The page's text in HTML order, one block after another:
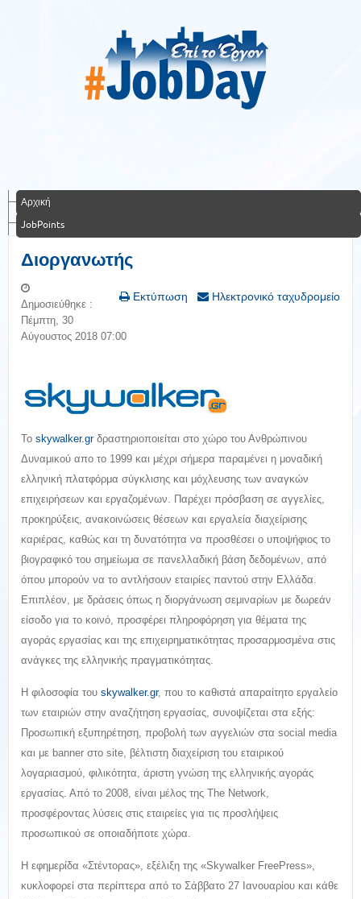
Αρχική
JobPoints
Διοργανωτής
Εκτύπωση Ηλεκτρονικό ταχυδρομείο
Δημοσιεύθηκε :
Πέμπτη, 30
Αύγουστος 2018 07:00
Το skywalker.grδραστηριοποιείται στο χώρο του Ανθρώπινου
Δυναμικού απο το 1999 και μέχρι σήμερα παραμένει η μοναδική
ελληνική πλατφόρμα σύγκλισης και μόχλευσης των αναγκών
επιχειρήσεων και εργαζομένων. Παρέχει πρόσβαση σε αγγελίες,
προκηρύξεις, ανακοινώσεις θέσεων και εργαλεία διαχείρισης
καριέρας, καθώς και τη δυνατότητα να προσθέσει ο υποψήφιος το
βιογραφικό του σημείωμα σε πανελλαδική βάση δεδομένων, από
όπου μπορούν να το αντλήσουν εταιρίες παντού στην Ελλάδα.
Επιπλέον, με δράσεις όπως η διοργάνωση σεμιναρίων με δωρεάν
είσοδο για το κοινό, προσφέρει πληροφόρηση για θέματα της
αγοράς εργασίας και της επιχειρηματικότητας προσαρμοσμένα στις
ανάγκες της ελληνικής πραγματικότητας.
Η φιλοσοφία του skywalker.gr, που το καθιστά απαραίτητο εργαλείο
των εταιριών στην αναζήτηση εργασίας, συνοψίζεται στα εξής:
Προσωπική εξυπηρέτηση, προβολή των αγγελιών στα social media
και με banner στο site, βέλτιστη διαχείριση του εταιρικού
λογαριασμού, φιλικότητα, άριστη γνώση της ελληνικής αγοράς
εργασίας. Από το 2008, είναι μέλος της The Network,
προσφέροντας λύσεις στις εταιρείες για τις προσλήψεις
προσωπικού σε οποιαδήποτε χώρα.
Η εφημερίδα «Στέντορας», εξέλιξη της «Skywalker FreePress»,
κυκλοφορεί στα περίπτερα από το Σάββατο 27 Ιανουαρίου και κάθε